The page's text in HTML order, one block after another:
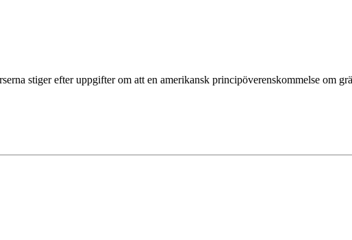
stiger efter uppgifter om att en amerikansk principöverenskommelse om